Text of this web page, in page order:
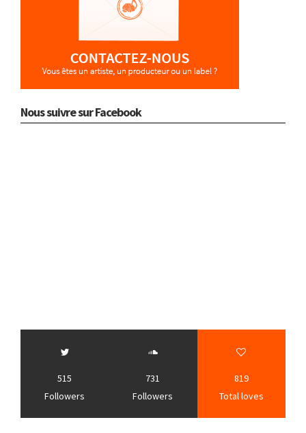
Nous suivre sur Facebook
515
Followers
731
Followers
819
Total loves